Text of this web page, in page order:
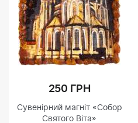
250 ГРН
Сувенірний магніт «Собор
Святого Віта»